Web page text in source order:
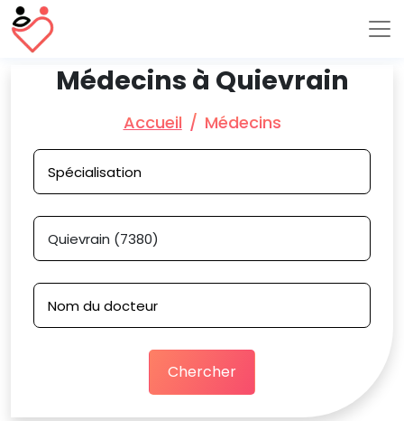
Médecins à Quievrain
Accueil Médecins
Chercher